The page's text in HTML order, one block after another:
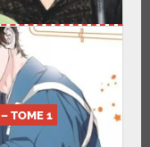
TOME 1